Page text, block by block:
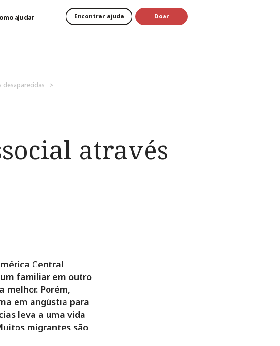
ajudar Encontrar ajuda Doar
desaparecidas
através
Central
familiar em outro
melhor. Porém,
em angústia para
leva a uma vida
migrantes são